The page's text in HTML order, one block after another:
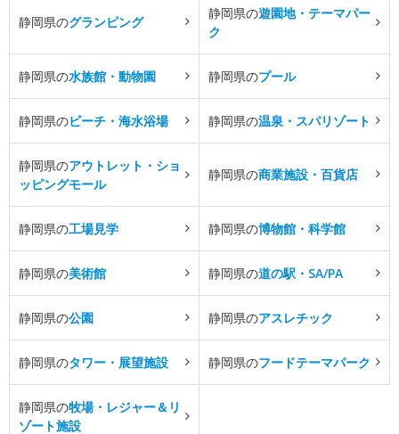
静岡県のグランピング
静岡県の遊園地・テーマパー
ク
静岡県の水族館・動物園 静岡県のプール
静岡県のビーチ・海水浴場 静岡県の温泉・スパリゾート
静岡県のアウトレット・ショ
ッピングモール
静岡県の商業施設・百貨店
静岡県の工場見学 静岡県の博物館・科学館
静岡県の美術館 静岡県の道の駅・SA/PA
静岡県の公園 静岡県のアスレチック
静岡県のタワー・展望施設 静岡県のフードテーマパーク
静岡県の牧場・レジャー＆リ
ゾート施設